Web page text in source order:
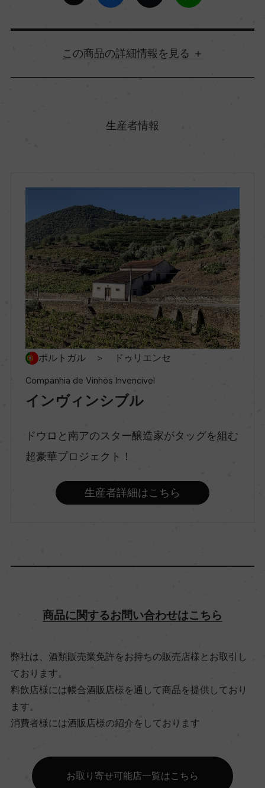
詳細情報
地区名
村名
種類
スティルワイン
味わい
品種（原材料）
ラビガト 30%/コデガ 30%/ゴウヴェイオ 20%/ア
リント 10%/ドンゼリーニョ・ブランコ 10%
ビオ情報・認証機関
サステナブル農法, 認証無
有機JAS認証
コンクール入賞歴
生産者情報
ポルトガル ＞ ドゥリエンセ
Companhia de Vinhos Invencivel
インヴィンシブル
ドウロと南アのスター醸造家がタッグを組む
超豪華プロジェクト！
生産者詳細はこちら
商品に関するお問い合わせはこちら
弊社は、酒類販売業免許をお持ちの販売店様とお取引し
ております。
料飲店様には帳合酒販店様を通して商品を提供しており
ます。
消費者様には酒販店様の紹介をしております
お取り寄せ可能店一覧はこちら